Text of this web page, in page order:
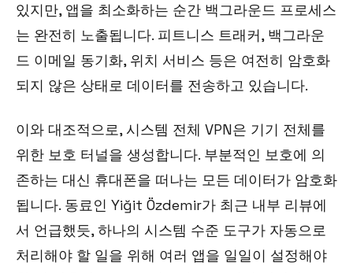
있지만, 앱을 최소화하는 순간 백그라운드 프로세스
는 완전히 노출됩니다. 피트니스 트래커, 백그라운
드 이메일 동기화, 위치 서비스 등은 여전히 암호화
되지 않은 상태로 데이터를 전송하고 있습니다.
이와 대조적으로, 시스템 전체 VPN은 기기 전체를
위한 보호 터널을 생성합니다. 부분적인 보호에 의
존하는 대신 휴대폰을 떠나는 모든 데이터가 암호화
됩니다. 동료인 Yiğit Özdemir가 최근 내부 리뷰에
서 언급했듯, 하나의 시스템 수준 도구가 자동으로
처리해야 할 일을 위해 여러 앱을 일일이 설정해야